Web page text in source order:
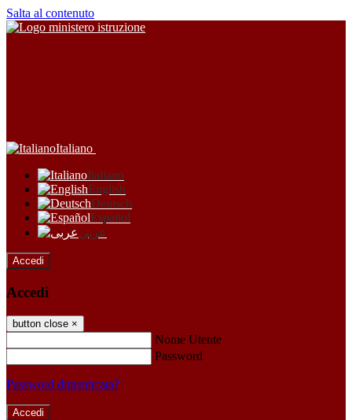
Salta al contenuto
Italiano
Italiano
English
Deutsch
Español
عربى
Accedi
Accedi
button close ×
Nome Utente
Password
Password dimenticata?